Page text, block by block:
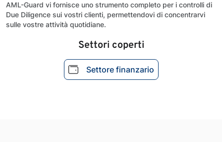
AML-Guard vi fornisce uno strumento completo per i controlli di
Due Diligence sui vostri clienti, permettendovi di concentrarvi
sulle vostre attività quotidiane.
Settori coperti
Settore finanzario